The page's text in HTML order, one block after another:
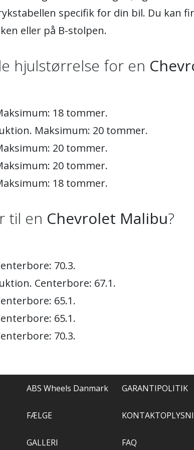
specifik for din bil. Du kan
eller på B-stolpen.
hjulstørrelse for en
18 tommer.
Maksimum: 20 tommer.
20 tommer.
20 tommer.
18 tommer.
til en Chevrolet Malibu?
70.3.
Centerbore: 67.1.
65.1.
65.1.
70.3.
ABS Wheels Danmark
FÆLGE
GALLERI
GARANTIPOLITIK
FAQ